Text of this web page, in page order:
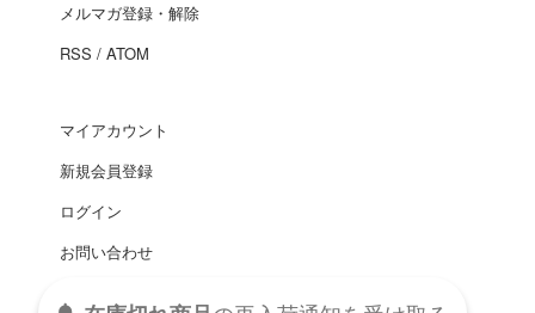
メルマガ登録・解除
RSS / ATOM
マイアカウント
新規会員登録
ログイン
お問い合わせ